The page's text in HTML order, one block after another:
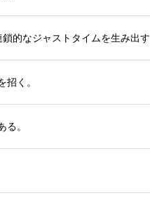
的なジャストタイムを生み出す
招く。
る。